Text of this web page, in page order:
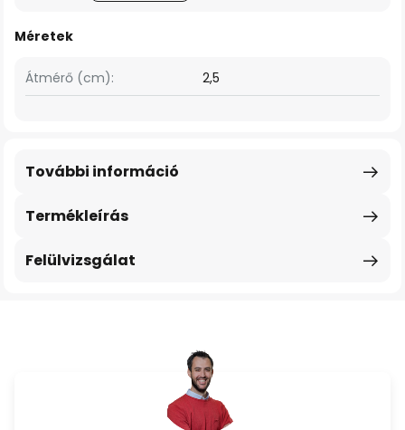
Méretek
Átmérő (cm): 2,5
Termékleírás
További információ
Felülvizsgálat